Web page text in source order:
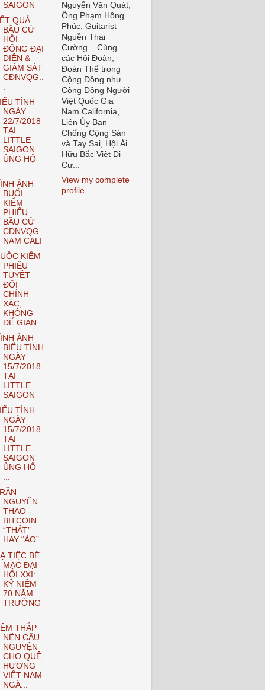
SAIGON
QUẢ
BẦU CỬ
HỘI
ĐỒNG ĐẠI
DIỆN &
GIÁM SÁT
CĐNVQG..
TÌNH
NGÀY
22/7/2018
TẠI
LITTLE
SAIGON
ỦNG HỘ
ẢNH
BUỔI
KIỂM
PHIẾU
BẦU CỬ
CĐNVQG
NAM CALI
KIỂM
PHIẾU
TUYỆT
ĐỐI
CHÍNH
XÁC,
KHÔNG
ĐỂ GIAN...
ẢNH
BIỂU TÌNH
NGÀY
15/7/2018
TẠI
LITTLE
SAIGON
TÌNH
NGÀY
15/7/2018
TẠI
LITTLE
SAIGON
ỦNG HỘ
...
NGUYÊN
THAO -
BITCOIN
“THẬT”
HAY “ẢO”
TIỆC BẾ
MẠC ĐẠI
HỘI XXI:
KỶ NIỆM
70 NĂM
TRƯỜNG
THẮP
NẾN CẦU
NGUYỆN
CHO QUÊ
HƯƠNG
VIỆT NAM
NGÀ...
Nguyễn Văn Quát,
Ông Phạm Hồng
Phúc, Guitarist
Nguễn Thái
Cường... Cùng
các Hội Đoàn,
Đoàn Thể trong
Cộng Đồng như
Cộng Đồng Người
Việt Quốc Gia
Nam California,
Liên Ủy Ban
Chống Cộng Sản
và Tay Sai, Hội Ái
Hữu Bắc Việt Di
Cư...
View my complete
profile